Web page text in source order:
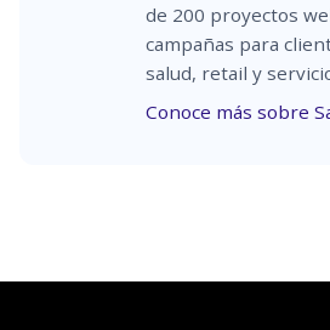
de 200 proyectos
campañas para
salud, retail y
Conoce más sobre